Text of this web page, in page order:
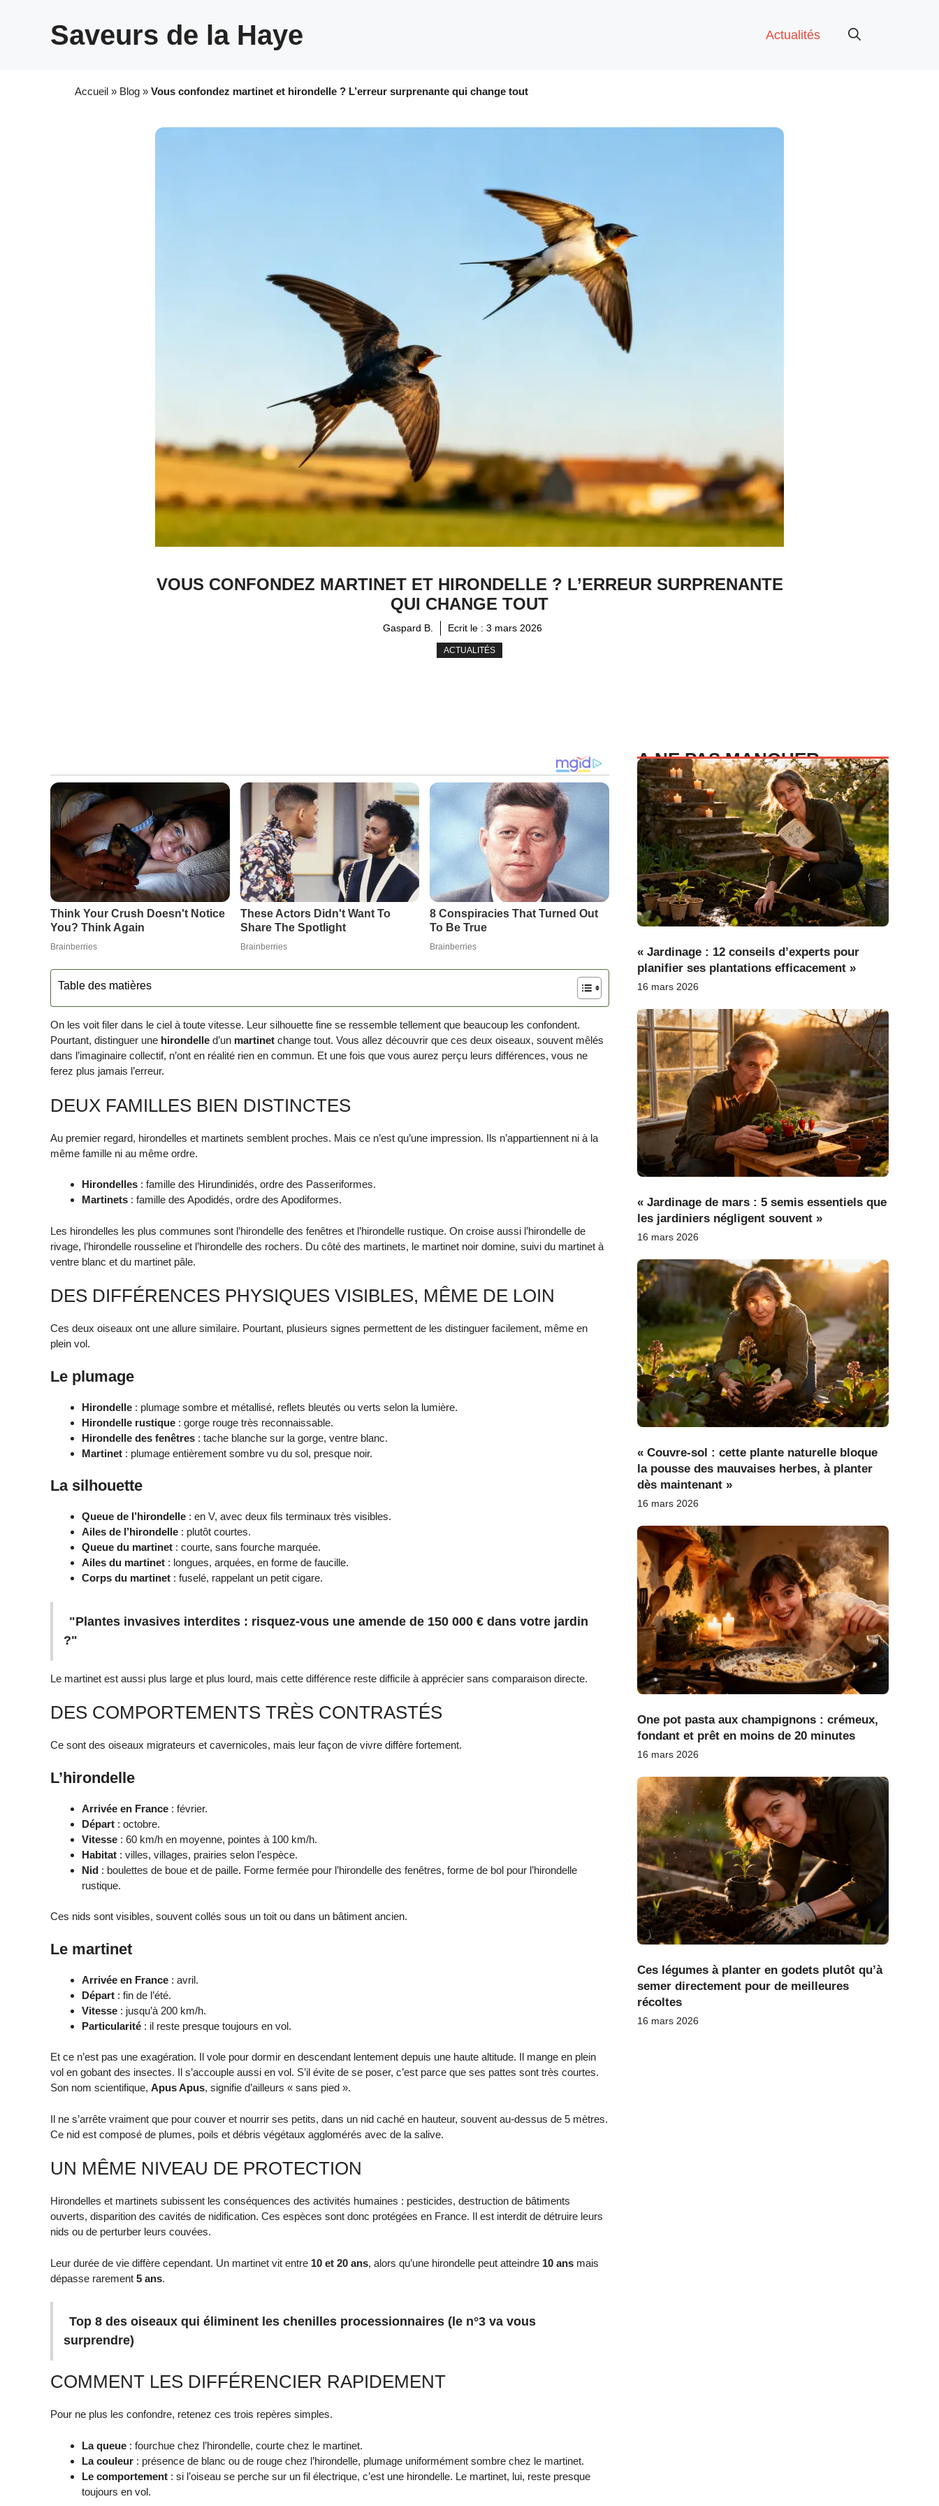
Saveurs de la Haye Actualités
Accueil » Blog »Vous confondez martinet et hirondelle ? L’erreur surprenante qui change tout
VOUS CONFONDEZ MARTINET ET HIRONDELLE ? L’ERREUR SURPRENANTE
QUI CHANGE TOUT
Gaspard B. Ecrit le : 3 mars 2026
ACTUALITÉS
Table des matières
On les voit filer dans le ciel à toute vitesse. Leur silhouette fine se ressemble tellement que beaucoup les confondent.
Pourtant, distinguer une hirondelle d’un martinet change tout. Vous allez découvrir que ces deux oiseaux, souvent mêlés
dans l’imaginaire collectif, n’ont en réalité rien en commun. Et une fois que vous aurez perçu leurs différences, vous ne
ferez plus jamais l’erreur.
DEUX FAMILLES BIEN DISTINCTES
Au premier regard, hirondelles et martinets semblent proches. Mais ce n’est qu’une impression. Ils n’appartiennent ni à la
même famille ni au même ordre.
Hirondelles : famille des Hirundinidés, ordre des Passeriformes.
Martinets : famille des Apodidés, ordre des Apodiformes.
Les hirondelles les plus communes sont l’hirondelle des fenêtres et l’hirondelle rustique. On croise aussi l’hirondelle de
rivage, l’hirondelle rousseline et l’hirondelle des rochers. Du côté des martinets, le martinet noir domine, suivi du martinet à
ventre blanc et du martinet pâle.
DES DIFFÉRENCES PHYSIQUES VISIBLES, MÊME DE LOIN
Ces deux oiseaux ont une allure similaire. Pourtant, plusieurs signes permettent de les distinguer facilement, même en
plein vol.
Le plumage
Hirondelle : plumage sombre et métallisé, reflets bleutés ou verts selon la lumière.
Hirondelle rustique : gorge rouge très reconnaissable.
Hirondelle des fenêtres : tache blanche sur la gorge, ventre blanc.
Martinet : plumage entièrement sombre vu du sol, presque noir.
La silhouette
Queue de l’hirondelle : en V, avec deux fils terminaux très visibles.
Ailes de l’hirondelle : plutôt courtes.
Queue du martinet : courte, sans fourche marquée.
Ailes du martinet : longues, arquées, en forme de faucille.
Corps du martinet : fuselé, rappelant un petit cigare.
"Plantes invasives interdites : risquez-vous une amende de 150 000 € dans votre jardin
?"
Le martinet est aussi plus large et plus lourd, mais cette différence reste difficile à apprécier sans comparaison directe.
DES COMPORTEMENTS TRÈS CONTRASTÉS
Ce sont des oiseaux migrateurs et cavernicoles, mais leur façon de vivre diffère fortement.
L’hirondelle
Arrivée en France : février.
Départ : octobre.
Vitesse : 60 km/h en moyenne, pointes à 100 km/h.
Habitat : villes, villages, prairies selon l’espèce.
Nid : boulettes de boue et de paille. Forme fermée pour l’hirondelle des fenêtres, forme de bol pour l’hirondelle
rustique.
Ces nids sont visibles, souvent collés sous un toit ou dans un bâtiment ancien.
Le martinet
Arrivée en France : avril.
Départ : fin de l’été.
Vitesse : jusqu’à 200 km/h.
Particularité : il reste presque toujours en vol.
Et ce n’est pas une exagération. Il vole pour dormir en descendant lentement depuis une haute altitude. Il mange en plein
vol en gobant des insectes. Il s’accouple aussi en vol. S’il évite de se poser, c’est parce que ses pattes sont très courtes.
Son nom scientifique, Apus Apus, signifie d’ailleurs « sans pied ».
Il ne s’arrête vraiment que pour couver et nourrir ses petits, dans un nid caché en hauteur, souvent au-dessus de 5 mètres.
Ce nid est composé de plumes, poils et débris végétaux agglomérés avec de la salive.
UN MÊME NIVEAU DE PROTECTION
Hirondelles et martinets subissent les conséquences des activités humaines : pesticides, destruction de bâtiments
ouverts, disparition des cavités de nidification. Ces espèces sont donc protégées en France. Il est interdit de détruire leurs
nids ou de perturber leurs couvées.
Leur durée de vie diffère cependant. Un martinet vit entre 10 et 20 ans, alors qu’une hirondelle peut atteindre 10 ans mais
dépasse rarement 5 ans.
Top 8 des oiseaux qui éliminent les chenilles processionnaires (le n°3 va vous
surprendre)
COMMENT LES DIFFÉRENCIER RAPIDEMENT
Pour ne plus les confondre, retenez ces trois repères simples.
La queue : fourchue chez l’hirondelle, courte chez le martinet.
La couleur : présence de blanc ou de rouge chez l’hirondelle, plumage uniformément sombre chez le martinet.
Le comportement : si l’oiseau se perche sur un fil électrique, c’est une hirondelle. Le martinet, lui, reste presque
toujours en vol.
A NE PAS MANQUER
« Jardinage : 12 conseils d’experts pour
planifier ses plantations efficacement »
16 mars 2026
« Jardinage de mars : 5 semis essentiels que
les jardiniers négligent souvent »
16 mars 2026
« Couvre-sol : cette plante naturelle bloque
la pousse des mauvaises herbes, à planter
dès maintenant »
16 mars 2026
One pot pasta aux champignons : crémeux,
fondant et prêt en moins de 20 minutes
16 mars 2026
Ces légumes à planter en godets plutôt qu’à
semer directement pour de meilleures
récoltes
16 mars 2026